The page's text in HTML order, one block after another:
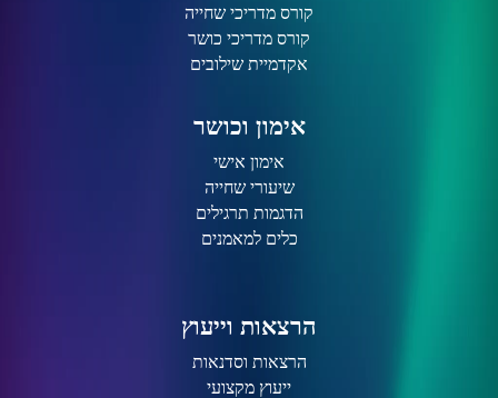
קורס מדריכי שחייה
קורס מדריכי כושר
אקדמיית שילובים
אימון וכושר
אימון אישי
שיעורי שחייה
הדגמות תרגילים
כלים למאמנים
הרצאות וייעוץ
הרצאות וסדנאות
ייעוץ מקצועי